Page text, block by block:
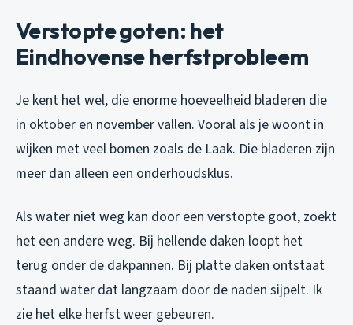
Verstopte goten: het
Eindhovense herfstprobleem
Je kent het wel, die enorme hoeveelheid bladeren die
in oktober en november vallen. Vooral als je woont in
wijken met veel bomen zoals de Laak. Die bladeren zijn
meer dan alleen een onderhoudsklus.
Als water niet weg kan door een verstopte goot, zoekt
het een andere weg. Bij hellende daken loopt het
terug onder de dakpannen. Bij platte daken ontstaat
staand water dat langzaam door de naden sijpelt. Ik
zie het elke herfst weer gebeuren.